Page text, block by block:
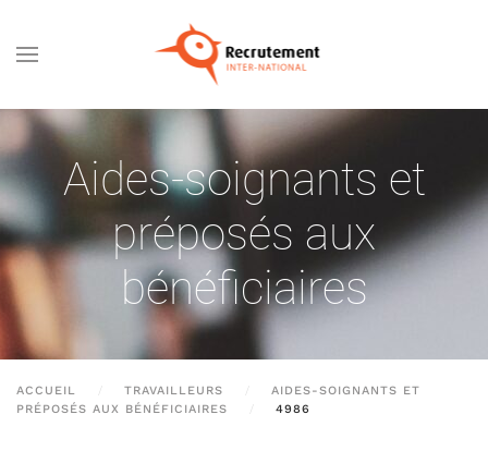
Passer au contenu principal
Aides-soignants et
préposés aux
bénéficiaires
ACCUEIL TRAVAILLEURS
AIDES-SOIGNANTS ET
PRÉPOSÉS AUX BÉNÉFICIAIRES
4986